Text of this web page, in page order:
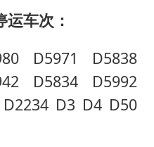
车次：
D5971 D5838
D5834 D5992
D3 D4 D50